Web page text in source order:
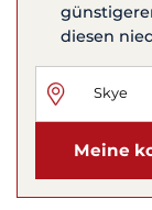
diesen
Meine